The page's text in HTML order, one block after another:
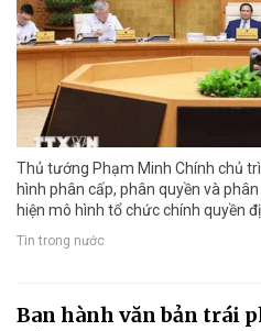
Thủ tướng Phạm Minh Chính chủ
hình phân cấp, phân quyền và
hiện mô hình tổ chức chính quyền
Tin trong nước
Ban hành văn bản trái